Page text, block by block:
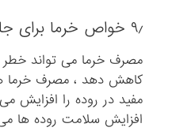
۹٫ خواص خرما برای جلوگیری از سرطان کولون:
مصرف خرما می تواند خطر
کاهش دهد ، مصرف خرما
مفید در روده را افزایش
افزایش سلامت روده ها